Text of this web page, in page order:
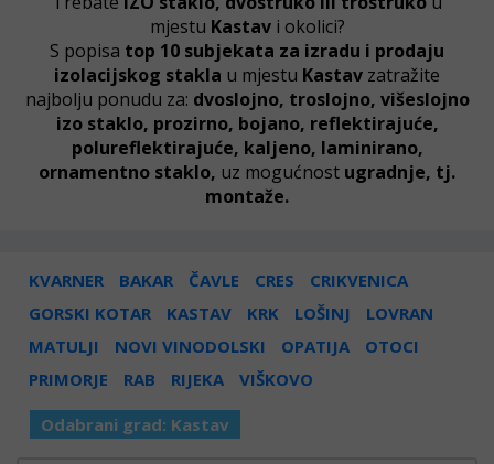
mjestu Kastavi okolici?
S popisa top 10 subjekata za izradu i prodaju
izolacijskog stakla u mjestu Kastav zatražite
najbolju ponudu za: dvoslojno, troslojno, višeslojno
izo staklo, prozirno, bojano, reflektirajuće,
polureflektirajuće, kaljeno, laminirano,
ornamentno staklo, uz mogućnost ugradnje, tj.
montaže.
KVARNER BAKAR ČAVLE CRES
CRIKVENICA
GORSKI KOTAR
KASTAV KRK LOŠINJ
LOVRAN
MATULJI
NOVI VINODOLSKI OPATIJA
OTOCI
PRIMORJE
RAB RIJEKA VIŠKOVO
Odabrani grad: Kastav